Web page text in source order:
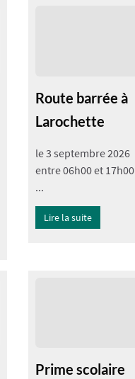
Route barrée à
Larochette
le 3 septembre 2026
entre 06h00 et 17h00
...
Lire la suite
Prime scolaire